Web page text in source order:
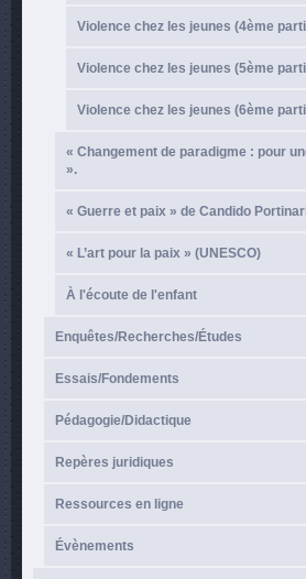
Violence chez les jeunes (4ème
Violence chez les jeunes (5ème
Violence chez les jeunes (6ème
« Changement de paradigme : pour
».
« Guerre et paix » de Candido
« L’art pour la paix » (UNESCO)
À l'écoute de l'enfant
Enquêtes/Recherches/Études
Essais/Fondements
Pédagogie/Didactique
Repères juridiques
Ressources en ligne
Évènements